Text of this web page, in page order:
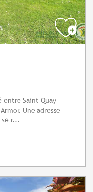
entre Saint-Quay-
Une adresse
r...